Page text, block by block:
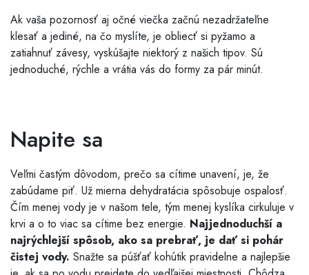
Ak vaša pozornosť aj očné viečka začnú nezadržateľne
klesať a jediné, na čo myslíte, je obliecť si pyžamo a
zatiahnuť závesy, vyskúšajte niektorý z našich tipov. Sú
jednoduché, rýchle a vrátia vás do formy za pár minút.
Napite sa
Veľmi častým dôvodom, prečo sa cítime unavení, je, že
zabúdame piť. Už mierna dehydratácia spôsobuje ospalosť.
Čím menej vody je v našom tele, tým menej kyslíka cirkuluje v
krvi a o to viac sa cítime bez energie. Najjednoduchší a
najrýchlejší spôsob, ako sa prebrať, je dať si pohár
čistej vody. Snažte sa púšťať kohútik pravidelne a najlepšie